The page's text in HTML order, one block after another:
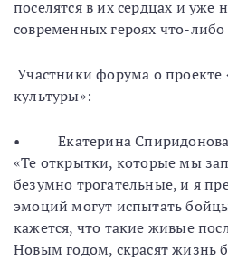
поселятся в их сердцах и уже
современных героях что-
Участники форума о
культуры»:
• Екатерина Спиридонова,
«Те открытки, которые мы
безумно трогательные, и я
эмоций могут испытать
кажется, что такие живые
Новым годом, скрасят жизнь